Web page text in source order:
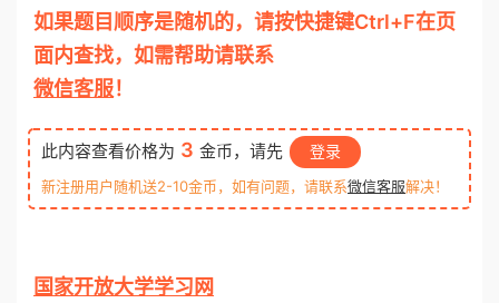
如果题目顺序是随机的，请按快捷键Ctrl+F在页
面内查找，如需帮助请联系
微信客服！
此内容查看价格为 3 金币，请先 登录
新注册用户随机送2-10金币，如有问题，请联系微信客服解决！
国家开放大学学习网